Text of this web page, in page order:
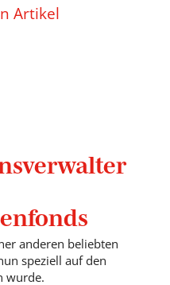
Artikel
anderen beliebten
speziell auf den
wurde.